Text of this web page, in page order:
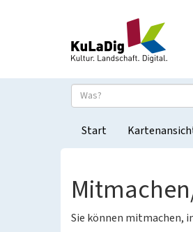
Start
Sie können mitmachen,